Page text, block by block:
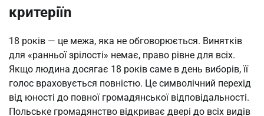
критеріїn
18 років — це межа, яка не обговорюється. Винятків
для «ранньої зрілості» немає, право рівне для всіх.
Якщо людина досягає 18 років саме в день виборів, її
голос враховується повністю. Це символічний перехід
від юності до повної громадянської відповідальності.
Польське громадянство відкриває двері до всіх видів